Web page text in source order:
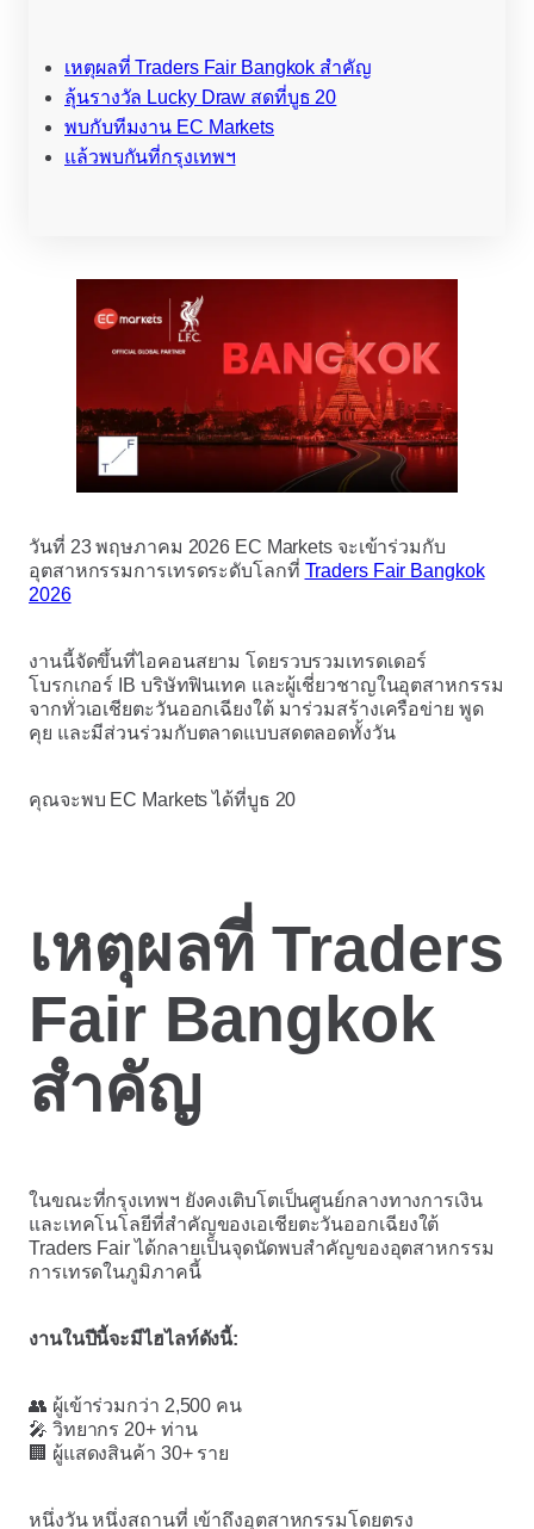
เหตุผลที่ Traders Fair Bangkok สำคัญ
ลุ้นรางวัล Lucky Draw สดที่บูธ 20
พบกับทีมงาน EC Markets
แล้วพบกันที่กรุงเทพฯ
วันที่ 23 พฤษภาคม 2026 EC Markets จะเข้าร่วมกับ
อุตสาหกรรมการเทรดระดับโลกที่ Traders Fair Bangkok
2026
งานนี้จัดขึ้นที่ไอคอนสยาม โดยรวบรวมเทรดเดอร์
โบรกเกอร์ IB บริษัทฟินเทค และผู้เชี่ยวชาญในอุตสาหกรรม
จากทั่วเอเชียตะวันออกเฉียงใต้ มาร่วมสร้างเครือข่าย พูด
คุย และมีส่วนร่วมกับตลาดแบบสดตลอดทั้งวัน
คุณจะพบ EC Markets ได้ที่บูธ 20
เหตุผลที่ Traders
Fair Bangkok
สำคัญ
ในขณะที่กรุงเทพฯ ยังคงเติบโตเป็นศูนย์กลางทางการเงิน
และเทคโนโลยีที่สำคัญของเอเชียตะวันออกเฉียงใต้
Traders Fair ได้กลายเป็นจุดนัดพบสำคัญของอุตสาหกรรม
การเทรดในภูมิภาคนี้
งานในปีนี้จะมีไฮไลท์ดังนี้:
👥 ผู้เข้าร่วมกว่า 2,500 คน
🎤 วิทยากร 20+ ท่าน
🏢 ผู้แสดงสินค้า 30+ ราย
หนึ่งวัน หนึ่งสถานที่ เข้าถึงอุตสาหกรรมโดยตรง